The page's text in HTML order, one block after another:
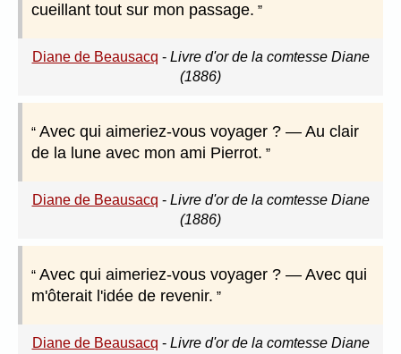
cueillant tout sur mon passage.
Diane de Beausacq - Livre d'or de la comtesse Diane
(1886)
Avec qui aimeriez-vous voyager ? — Au clair
de la lune avec mon ami Pierrot.
Diane de Beausacq - Livre d'or de la comtesse Diane
(1886)
Avec qui aimeriez-vous voyager ? — Avec qui
m'ôterait l'idée de revenir.
Diane de Beausacq - Livre d'or de la comtesse Diane